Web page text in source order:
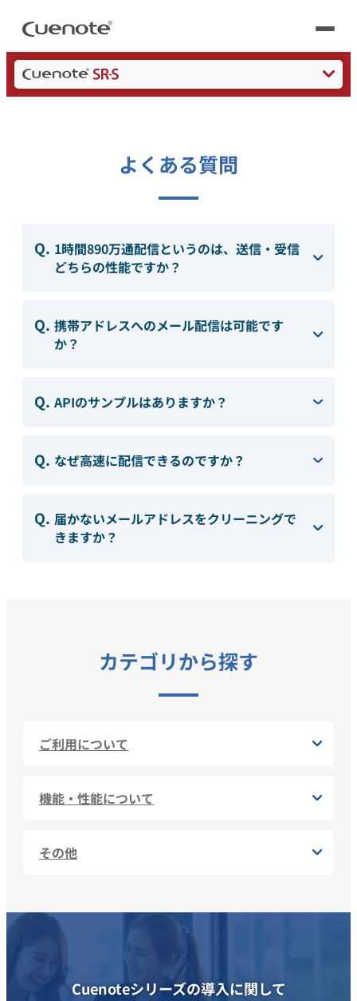
メールリレーサーバー
kintone（キントーン）メール配信
SMS配信サービス
Webプッシュ通知サービス
アンケートシステム・フォーム
SNSプロモーション支援事業
トップ
コストを抑える
遅延なく確実・高速に送る
セミナー
ブログ・各種資料
メール配信用語集
東京03-6820-0515 06-6131-9960
料金
Cuenoteメールリレーサーバー
よくある質問
1時間890万通配信というのは、送信・受信
どちらの性能ですか？
携帯アドレスへのメール配信は可能です
か？
APIのサンプルはありますか？
なぜ高速に配信できるのですか？
届かないメールアドレスをクリーニングで
きますか？
カテゴリから探す
ご利用について
機能・性能について
その他
Cuenoteシリーズの導入に関して